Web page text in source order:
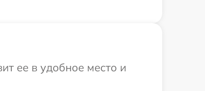
ее в удобное место и